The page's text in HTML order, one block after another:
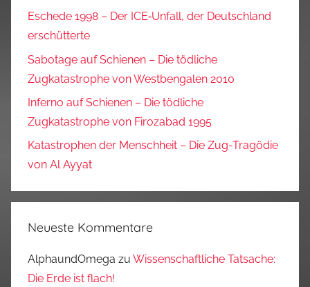
Eschede 1998 – Der ICE‑Unfall, der Deutschland
erschütterte
Sabotage auf Schienen – Die tödliche
Zugkatastrophe von Westbengalen 2010
Inferno auf Schienen – Die tödliche
Zugkatastrophe von Firozabad 1995
Katastrophen der Menschheit – Die Zug-Tragödie
von Al Ayyat
Neueste Kommentare
AlphaundOmega zu Wissenschaftliche Tatsache:
Die Erde ist flach!